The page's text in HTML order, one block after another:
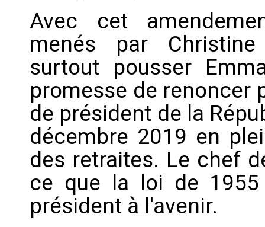
Avec cet
menés par
surtout pousser
promesse de renoncer
de président de la
décembre 2019 en
des retraites. Le chef
ce que la loi de
président à l'avenir.